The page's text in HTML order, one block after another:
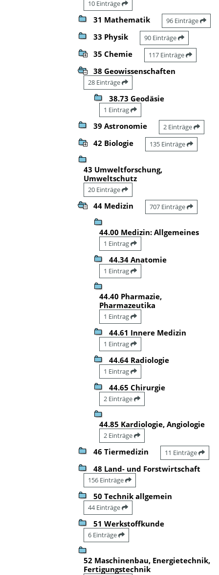
10 Einträge
31 Mathematik 96 Einträge
33 Physik 90 Einträge
35 Chemie 117 Einträge
38 Geowissenschaften
28 Einträge
38.73 Geodäsie
1 Eintrag
39 Astronomie 2 Einträge
42 Biologie 135 Einträge
43 Umweltforschung,
Umweltschutz
20 Einträge
44 Medizin 707 Einträge
44.00 Medizin: Allgemeines
1 Eintrag
44.34 Anatomie
1 Eintrag
44.40 Pharmazie,
Pharmazeutika
1 Eintrag
44.61 Innere Medizin
1 Eintrag
44.64 Radiologie
1 Eintrag
44.65 Chirurgie
2 Einträge
44.85 Kardiologie, Angiologie
2 Einträge
46 Tiermedizin 11 Einträge
48 Land- und Forstwirtschaft
156 Einträge
50 Technik allgemein
44 Einträge
51 Werkstoffkunde
6 Einträge
52 Maschinenbau, Energietechnik,
Fertigungstechnik